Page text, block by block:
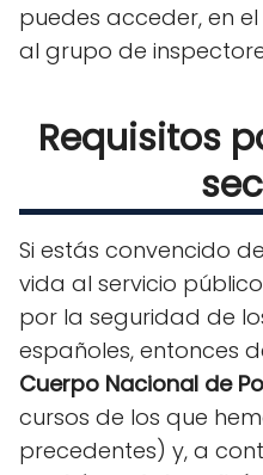
puedes acceder, en
al grupo de
Requisitos
Si estás convencido
vida al servicio
por la seguridad de
españoles, entonces
Cuerpo Nacional de
cursos de los que
precedentes) y, a